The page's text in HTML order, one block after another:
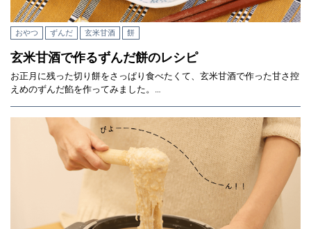
おやつ ずんだ 玄米甘酒 餅
玄米甘酒で作るずんだ餅のレシピ
お正月に残った切り餅をさっぱり食べたくて、玄米甘酒で作った甘さ控
えめのずんだ餡を作ってみました。…